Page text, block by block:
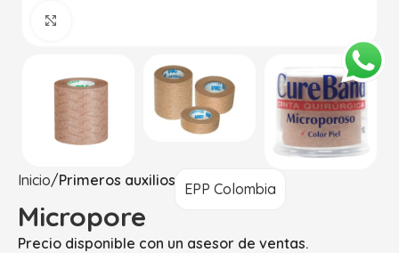
Inicio Primeros auxilios EPP Colombia
Micropore
Precio disponible con un asesor de ventas.